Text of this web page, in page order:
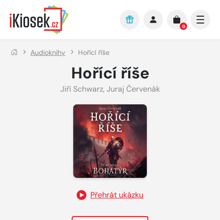
Přejít na hlavní obsah
0
Audioknihy Hořící říše
Hořící říše
Jiří Schwarz, Juraj Červenák
Přehrát ukázku